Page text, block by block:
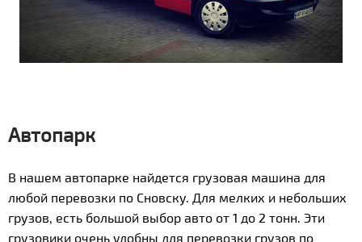
Автопарк
В нашем автопарке найдется грузовая машина для
любой перевозки по Сновску. Для мелких и небольших
грузов, есть большой выбор авто от 1 до 2 тонн. Эти
грузовики очень удобны для перевозки грузов по